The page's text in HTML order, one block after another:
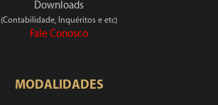
Downloads
(Contabilidade, Inquéritos e etc)
Fale Conosco
MODALIDADES